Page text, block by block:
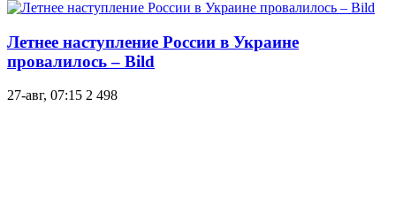
Летнее наступление России в Украине
провалилось – Bild
27-авг, 07:15 2 498